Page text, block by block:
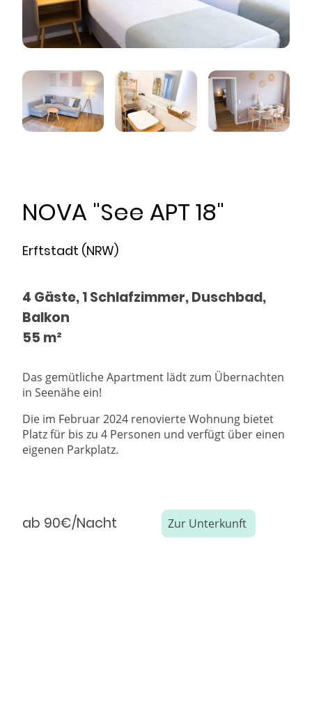
NOVA "See APT 18"
Erftstadt (NRW)
4 Gäste, 1 Schlafzimmer, Duschbad,
Balkon
55 m²
Das gemütliche Apartment lädt zum Übernachten
in Seenähe ein!
Die im Februar 2024 renovierte Wohnung bietet
Platz für bis zu 4 Personen und verfügt über einen
eigenen Parkplatz.
ab 90€/Nacht Zur Unterkunft